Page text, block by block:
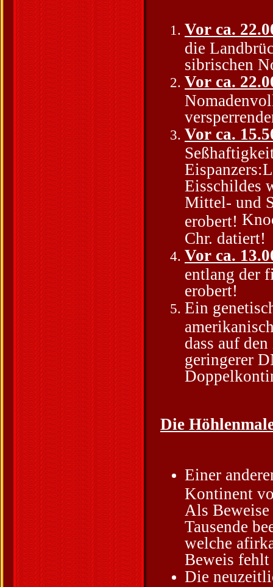
Vor ca.
die
sibrischen
Vor ca.
Vor ca.
Eisschildes
Mittel- und
erobert!
Chr. datiert!
Vor ca.
entlang der
erobert!
Ein
dass auf
geringerer
Die
Einer
Kontinent
Als
Tausende
welche
Beweis
Die